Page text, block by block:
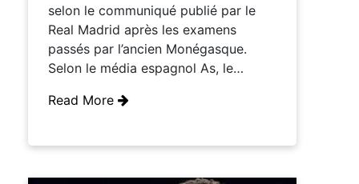
selon le communiqué publié par le
Real Madrid après les examens
passés par l’ancien Monégasque.
Selon le média espagnol As, le…
Read More